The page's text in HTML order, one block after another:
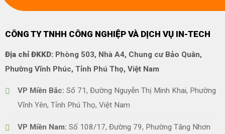
CÔNG TY TNHH CÔNG NGHIỆP VÀ DỊCH VỤ IN-TECH
Địa chỉ ĐKKD:Phòng 503, Nhà A4, Chung cư Bảo Quân,
Phường Vĩnh Phúc, Tỉnh Phú Thọ, Việt Nam
VP Miền Bắc: Số 71, Đường Nguyễn Thị Minh Khai, Phường
Vĩnh Yên, Tỉnh Phú Thọ, Việt Nam
VP Miền Nam: Số 108/17, Đường 79, Phường Tăng Nhơn